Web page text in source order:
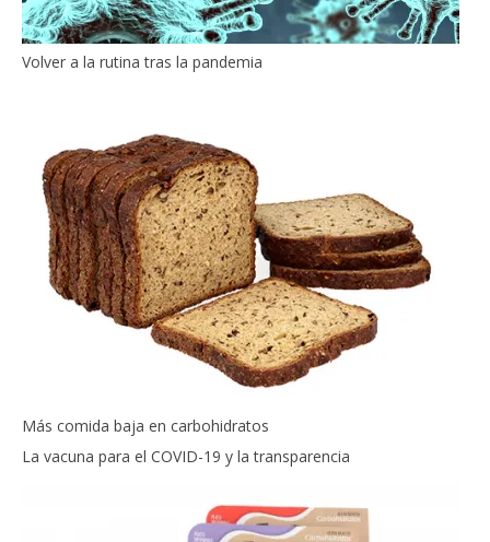
Volver a la rutina tras la pandemia
Más comida baja en carbohidratos
La vacuna para el COVID-19 y la transparencia